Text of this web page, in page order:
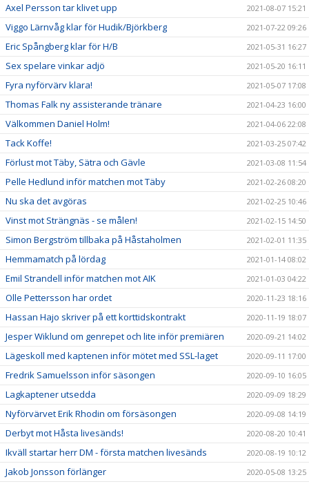
Axel Persson tar klivet upp 2021-08-07 15:21
Viggo Lärnvåg klar för Hudik/Björkberg 2021-07-22 09:26
Eric Spångberg klar för H/B 2021-05-31 16:27
Sex spelare vinkar adjö 2021-05-20 16:11
Fyra nyförvärv klara! 2021-05-07 17:08
Thomas Falk ny assisterande tränare 2021-04-23 16:00
Välkommen Daniel Holm! 2021-04-06 22:08
Tack Koffe! 2021-03-25 07:42
Förlust mot Täby, Sätra och Gävle 2021-03-08 11:54
Pelle Hedlund inför matchen mot Täby 2021-02-26 08:20
Nu ska det avgöras 2021-02-25 10:46
Vinst mot Strängnäs - se målen! 2021-02-15 14:50
Simon Bergström tillbaka på Håstaholmen 2021-02-01 11:35
Hemmamatch på lördag 2021-01-14 08:02
Emil Strandell inför matchen mot AIK 2021-01-03 04:22
Olle Pettersson har ordet 2020-11-23 18:16
Hassan Hajo skriver på ett korttidskontrakt 2020-11-19 18:07
Jesper Wiklund om genrepet och lite inför premiären 2020-09-21 14:02
Lägeskoll med kaptenen inför mötet med SSL-laget 2020-09-11 17:00
Fredrik Samuelsson inför säsongen 2020-09-10 16:05
Lagkaptener utsedda 2020-09-09 18:29
Nyförvärvet Erik Rhodin om försäsongen 2020-09-08 14:19
Derbyt mot Håsta livesänds! 2020-08-20 10:41
Ikväll startar herr DM - första matchen livesänds 2020-08-19 10:12
Jakob Jonsson förlänger 2020-05-08 13:25